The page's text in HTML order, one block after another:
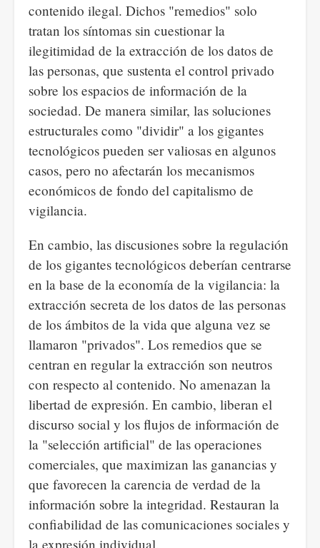
contenido ilegal. Dichos "remedios" solo
tratan los síntomas sin cuestionar la
ilegitimidad de la extracción de los datos de
las personas, que sustenta el control privado
sobre los espacios de información de la
sociedad. De manera similar, las soluciones
estructurales como "dividir" a los gigantes
tecnológicos pueden ser valiosas en algunos
casos, pero no afectarán los mecanismos
económicos de fondo del capitalismo de
vigilancia.
En cambio, las discusiones sobre la regulación
de los gigantes tecnológicos deberían centrarse
en la base de la economía de la vigilancia: la
extracción secreta de los datos de las personas
de los ámbitos de la vida que alguna vez se
llamaron "privados". Los remedios que se
centran en regular la extracción son neutros
con respecto al contenido. No amenazan la
libertad de expresión. En cambio, liberan el
discurso social y los flujos de información de
la "selección artificial" de las operaciones
comerciales, que maximizan las ganancias y
que favorecen la carencia de verdad de la
información sobre la integridad. Restauran la
confiabilidad de las comunicaciones sociales y
la expresión individual.